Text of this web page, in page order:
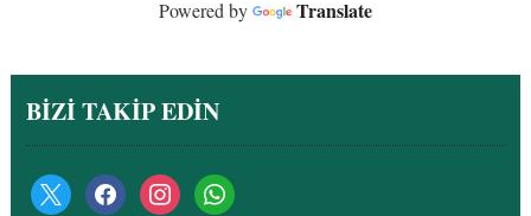
Powered by Translate
BİZİ TAKİP EDİN
x facebookinstagramwhatsapp